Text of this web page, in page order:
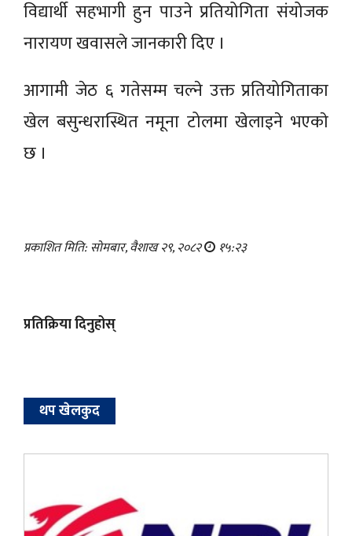
विद्यार्थी सहभागी हुन पाउने प्रतियोगिता संयोजक
नारायण खवासले जानकारी दिए ।
आगामी जेठ ६ गतेसम्म चल्ने उक्त प्रतियोगिताका
खेल बसुन्धरास्थित नमूना टोलमा खेलाइने भएकाे
छ ।
प्रकाशित मिति: सोमबार, वैशाख २९, २०८२ १५:२३
प्रतिक्रिया दिनुहोस्
थप खेलकुद